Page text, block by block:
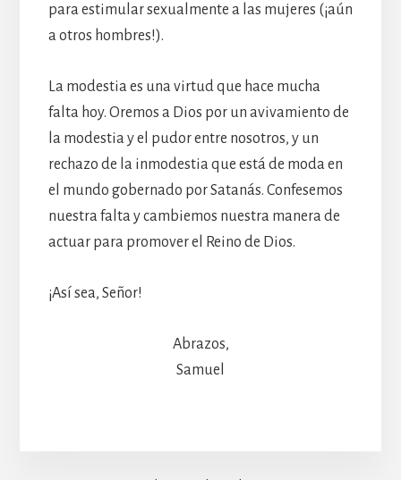
para estimular sexualmente a las mujeres (¡aún
a otros hombres!).
La modestia es una virtud que hace mucha
falta hoy. Oremos a Dios por un avivamiento de
la modestia y el pudor entre nosotros, y un
rechazo de la inmodestia que está de moda en
el mundo gobernado por Satanás. Confesemos
nuestra falta y cambiemos nuestra manera de
actuar para promover el Reino de Dios.
¡Así sea, Señor!
Abrazos,
Samuel